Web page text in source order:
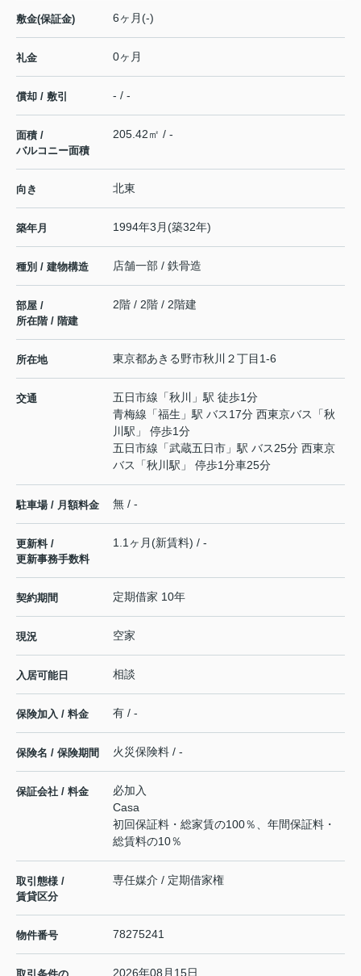
敷金(保証金) 6ヶ月(-)
礼金 0ヶ月
償却 / 敷引 - / -
面積 /
バルコニー面積
205.42㎡ / -
向き 北東
築年月 1994年3月(築32年)
種別 / 建物構造 店舗一部 / 鉄骨造
部屋 /
所在階 / 階建
2階 / 2階 / 2階建
所在地 東京都あきる野市秋川 ２丁目1-6
交通 五日市線 「秋川
」駅 徒歩1分
青梅線 「福生 」駅 バス17分 西東京バス「秋
川駅」 停歩1分
五日市線 「武蔵五日市 」駅 バス25分 西東京
バス「秋川駅」 停歩1分車25分
駐車場 / 月額料金 無 / -
更新料 /
更新事務手数料
1.1ヶ月(新賃料) / -
契約期間 定期借家 10年
現況 空家
入居可能日 相談
保険加入 / 料金 有 / -
保険名 / 保険期間 火災保険料 / -
保証会社 / 料金
必加入
Casa
初回保証料・総家賃の100％、年間保証料・
総賃料の10％
取引態様 /
賃貸区分
専任媒介 / 定期借家権
物件番号 78275241
2026年08月15日